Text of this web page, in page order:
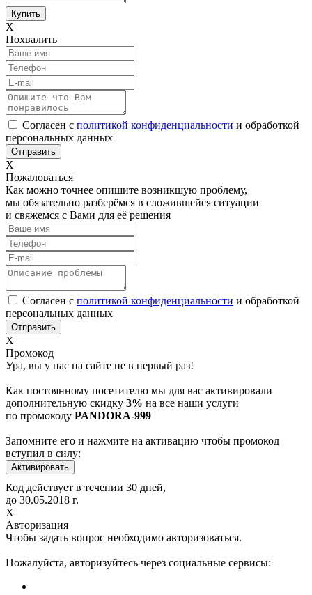
Х
Похвалить
Согласен с политикой конфиденциальности и обработкой
персональных данных
Х
Пожаловаться
Как можно точнее опишите возникшую проблему,
мы обязательно разберёмся в сложившейся ситуации
и свяжемся с Вами для её решения
Согласен с политикой конфиденциальности и обработкой
персональных данных
Х
Промокод
Ура, вы у нас на сайте не в первый раз!
Как постоянному посетителю мы для вас активировали
дополнительную скидку 3% на все наши услуги
по промокоду PANDORA-999
Запомните его и нажмите на активацию чтобы промокод
вступил в силу:
Код действует в течении 30 дней,
до 30.05.2018 г.
Х
Авторизация
Чтобы задать вопрос необходимо авторизоваться.
Пожалуйста, авторизуйтесь через социальные сервисы: